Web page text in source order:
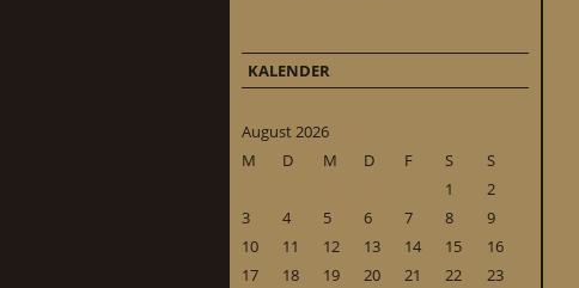
KALENDER
August 2026
M
D M D F S
S
1
2
3
4 5 6 7 8
9
10
11 12 13 14 15
16
17
18 19 20 21 22
23